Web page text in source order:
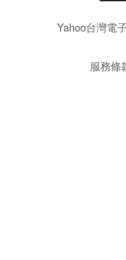
Yahoo台灣電
服務條